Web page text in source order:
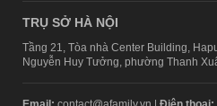
TRỤ SỞ HÀ NỘI
Tầng 21, Tòa nhà Center Building,
Nguyễn Huy Tưởng, phường Thanh